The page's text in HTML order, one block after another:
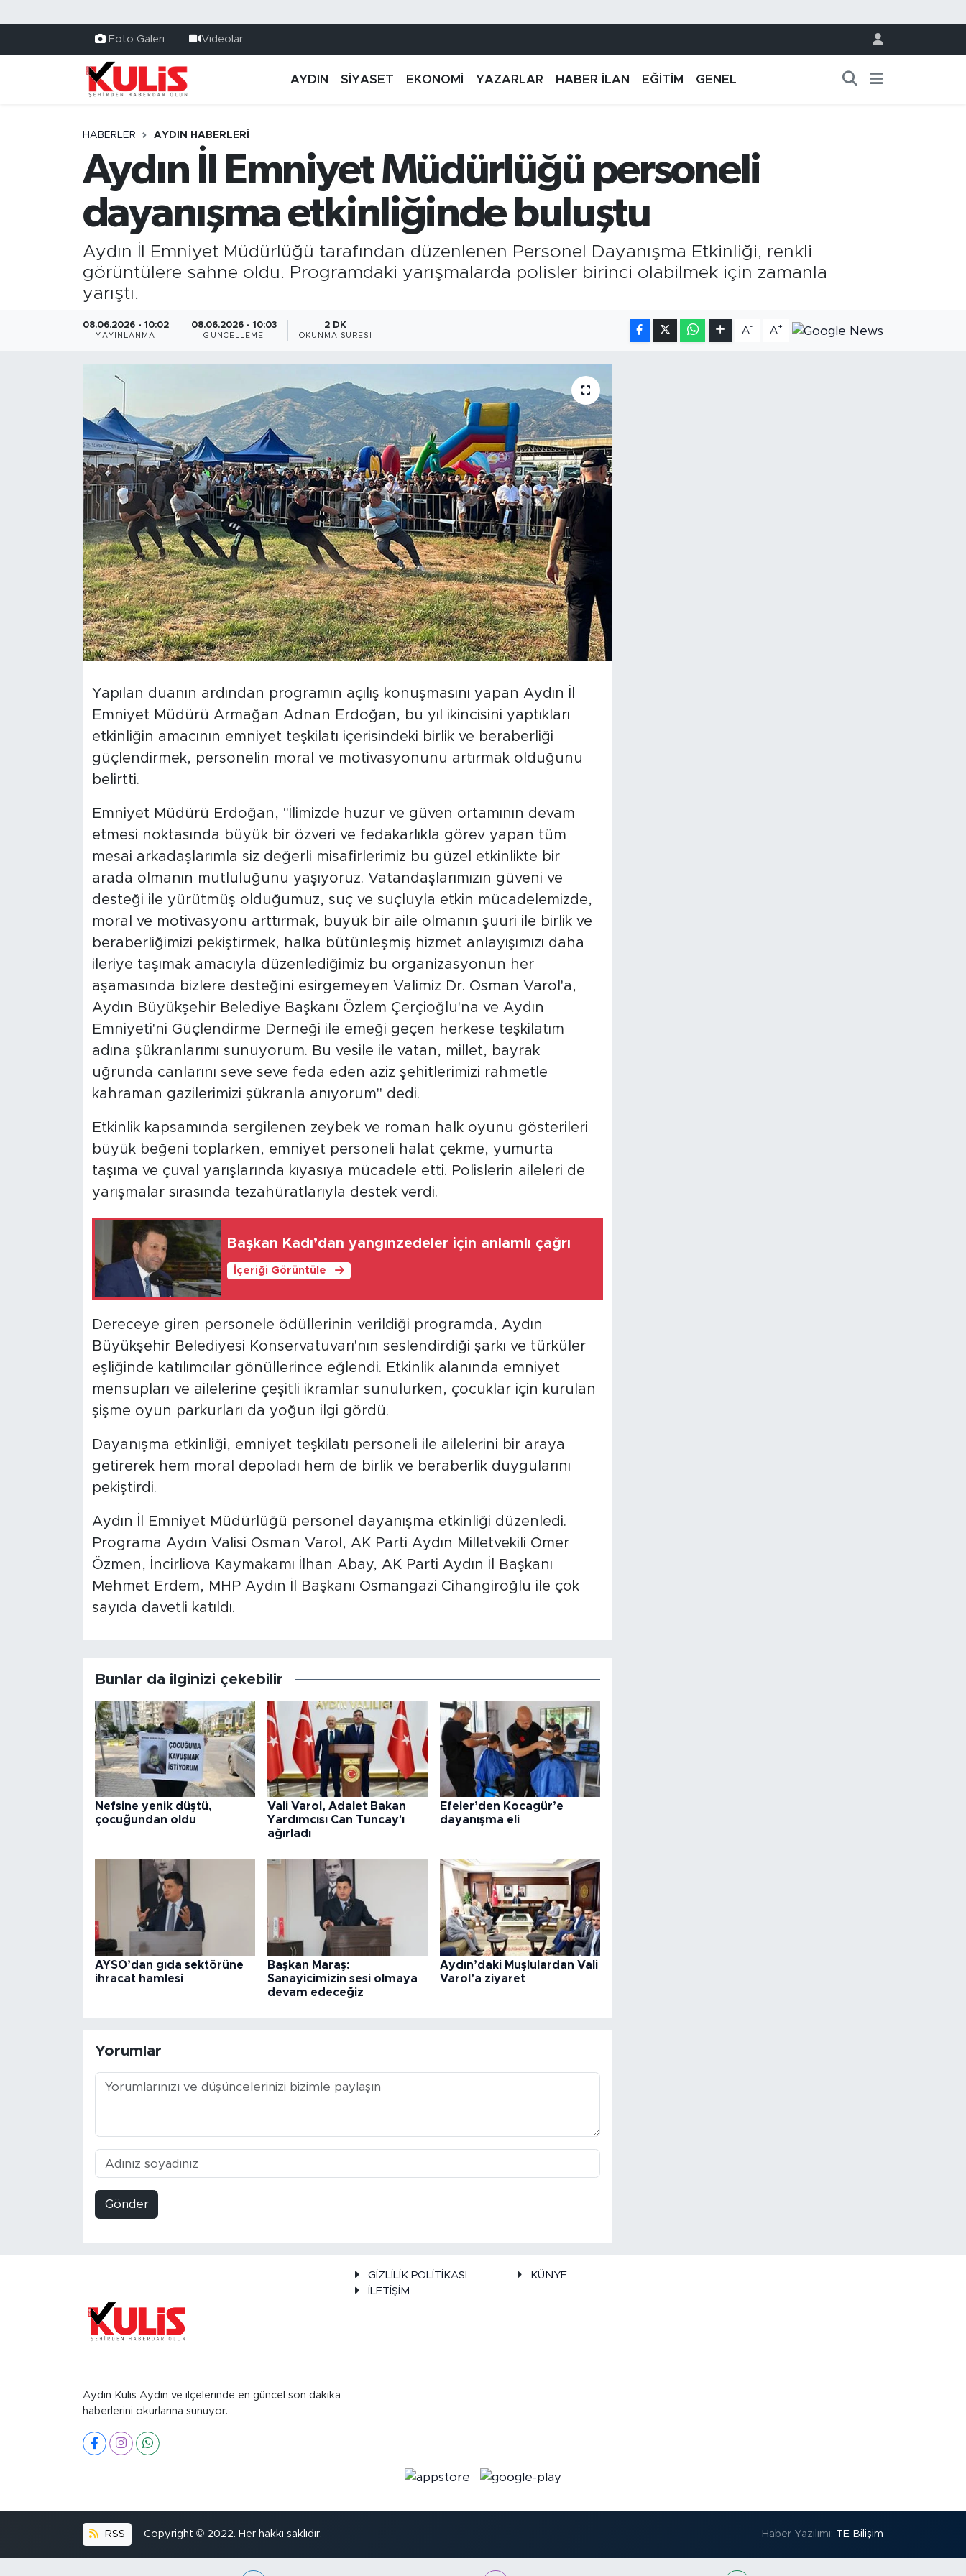
Foto Galeri Videolar
AYDIN SİYASET EKONOMİ YAZARLAR HABER İLAN EĞİTİM GENEL
HABERLER AYDIN HABERLERI
Aydın İl Emniyet Müdürlüğü personeli
dayanışma etkinliğinde buluştu
Aydın İl Emniyet Müdürlüğü tarafından düzenlenen Personel Dayanışma Etkinliği, renkli
görüntülere sahne oldu. Programdaki yarışmalarda polisler birinci olabilmek için zamanla
yarıştı.
08.06.2026 - 10:02
YAYINLANMA
08.06.2026 - 10:03
GÜNCELLEME
2 DK
OKUNMA SÜRESI
A- A+
Yapılan duanın ardından programın açılış konuşmasını yapan Aydın İl
Emniyet Müdürü Armağan Adnan Erdoğan, bu yıl ikincisini yaptıkları
etkinliğin amacının emniyet teşkilatı içerisindeki birlik ve beraberliği
güçlendirmek, personelin moral ve motivasyonunu artırmak olduğunu
belirtti.
Emniyet Müdürü Erdoğan, "İlimizde huzur ve güven ortamının devam
etmesi noktasında büyük bir özveri ve fedakarlıkla görev yapan tüm
mesai arkadaşlarımla siz değerli misafirlerimiz bu güzel etkinlikte bir
arada olmanın mutluluğunu yaşıyoruz. Vatandaşlarımızın güveni ve
desteği ile yürütmüş olduğumuz, suç ve suçluyla etkin mücadelemizde,
moral ve motivasyonu arttırmak, büyük bir aile olmanın şuuri ile birlik ve
beraberliğimizi pekiştirmek, halka bütünleşmiş hizmet anlayışımızı daha
ileriye taşımak amacıyla düzenlediğimiz bu organizasyonun her
aşamasında bizlere desteğini esirgemeyen Valimiz Dr. Osman Varol'a,
Aydın Büyükşehir Belediye Başkanı Özlem Çerçioğlu'na ve Aydın
Emniyeti'ni Güçlendirme Derneği ile emeği geçen herkese teşkilatım
adına şükranlarımı sunuyorum. Bu vesile ile vatan, millet, bayrak
uğrunda canlarını seve seve feda eden aziz şehitlerimizi rahmetle
kahraman gazilerimizi şükranla anıyorum" dedi.
Etkinlik kapsamında sergilenen zeybek ve roman halk oyunu gösterileri
büyük beğeni toplarken, emniyet personeli halat çekme, yumurta
taşıma ve çuval yarışlarında kıyasıya mücadele etti. Polislerin aileleri de
yarışmalar sırasında tezahüratlarıyla destek verdi.
Başkan Kadı’dan yangınzedeler için anlamlı çağrı
İçeriği Görüntüle
Dereceye giren personele ödüllerinin verildiği programda, Aydın
Büyükşehir Belediyesi Konservatuvarı'nın seslendirdiği şarkı ve türküler
eşliğinde katılımcılar gönüllerince eğlendi. Etkinlik alanında emniyet
mensupları ve ailelerine çeşitli ikramlar sunulurken, çocuklar için kurulan
şişme oyun parkurları da yoğun ilgi gördü.
Dayanışma etkinliği, emniyet teşkilatı personeli ile ailelerini bir araya
getirerek hem moral depoladı hem de birlik ve beraberlik duygularını
pekiştirdi.
Aydın İl Emniyet Müdürlüğü personel dayanışma etkinliği düzenledi.
Programa Aydın Valisi Osman Varol, AK Parti Aydın Milletvekili Ömer
Özmen, İncirliova Kaymakamı İlhan Abay, AK Parti Aydın İl Başkanı
Mehmet Erdem, MHP Aydın İl Başkanı Osmangazi Cihangiroğlu ile çok
sayıda davetli katıldı.
Bunlar da ilginizi çekebilir
Nefsine yenik düştü,
çocuğundan oldu
Vali Varol, Adalet Bakan
Yardımcısı Can Tuncay'ı
ağırladı
Efeler’den Kocagür’e
dayanışma eli
AYSO’dan gıda sektörüne
ihracat hamlesi
Başkan Maraş:
Sanayicimizin sesi olmaya
devam edeceğiz
Aydın’daki Muşlulardan Vali
Varol’a ziyaret
Yorumlar
Gönder
Aydın Kulis Aydın ve ilçelerinde en güncel son dakika
haberlerini okurlarına sunuyor.
GİZLİLİK POLİTİKASI
KÜNYE
İLETİŞİM
RSS Copyright © 2022. Her hakkı saklıdır. Haber Yazılımı: TE Bilişim